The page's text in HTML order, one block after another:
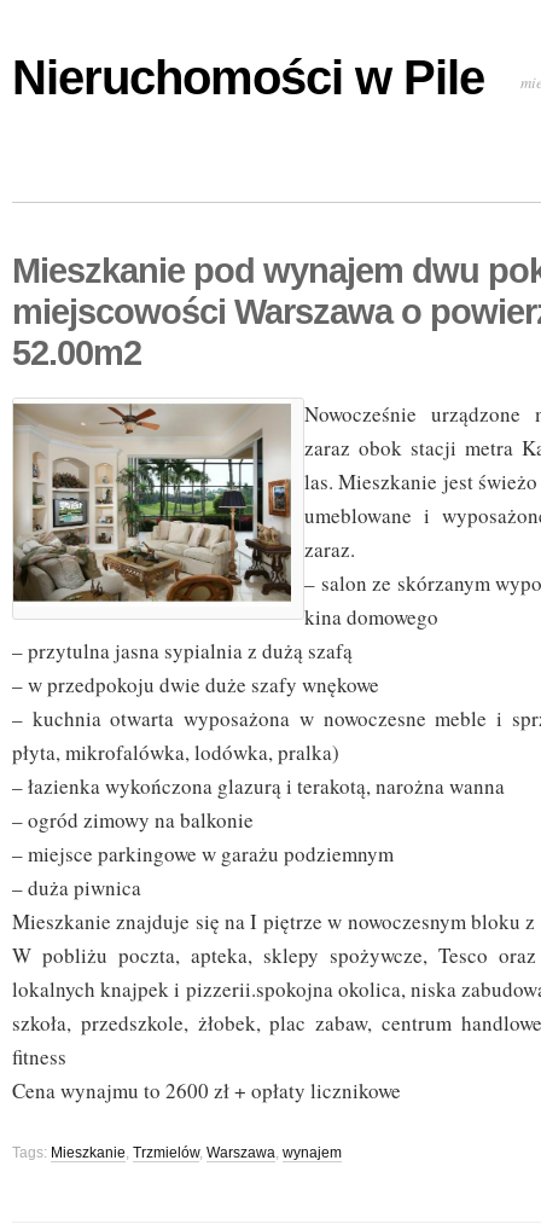
Nieruchomości w Pile
Mieszkanie pod wynajem dwu
miejscowości Warszawa o
52.00m2
Nowocześnie
zaraz obok stacji metra
las. Mieszkanie jest
umeblowane i
zaraz.
– salon ze skórzanym
kina domowego
– przytulna jasna sypialnia z dużą szafą
– w przedpokoju dwie duże szafy wnękowe
– kuchnia otwarta wyposażona w nowoczesne meble i
płyta, mikrofalówka, lodówka, pralka)
– łazienka wykończona glazurą i terakotą, narożna wanna
– ogród zimowy na balkonie
– miejsce parkingowe w garażu podziemnym
– duża piwnica
Mieszkanie znajduje się na I piętrze w nowoczesnym bloku z
W pobliżu poczta, apteka, sklepy spożywcze, Tesco
lokalnych knajpek i pizzerii.spokojna okolica, niska
szkoła, przedszkole, żłobek, plac zabaw, centrum
fitness
Cena wynajmu to 2600 zł + opłaty licznikowe
Tags: Mieszkanie, Trzmielów, Warszawa, wynajem